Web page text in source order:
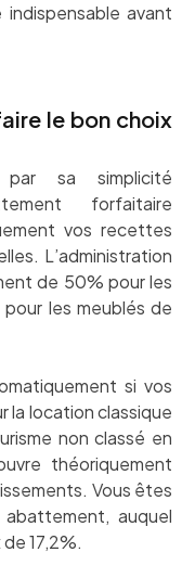
avant
le bon choix
sa simplicité
forfaitaire
vos recettes
L’administration
de 50% pour les
les meublés de
si vos
location classique
non classé en
théoriquement
Vous êtes
auquel
17,2%.